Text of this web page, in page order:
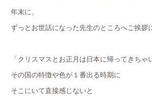
年末に、
ずっとお世話になった先生のところへご挨拶
「クリスマスとお正月は日本に帰ってきちゃ
その国の特徴や色が１番出る時期に
そこにいて直接感じないと